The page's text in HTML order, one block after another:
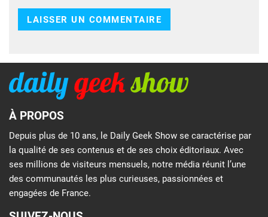
À PROPOS
Depuis plus de 10 ans, le Daily Geek Show se caractérise par
la qualité de ses contenus et de ses choix éditoriaux. Avec
ses millions de visiteurs mensuels, notre média réunit l’une
des communautés les plus curieuses, passionnées et
engagées de France.